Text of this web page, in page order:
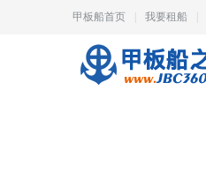
甲板船首页 我要租船